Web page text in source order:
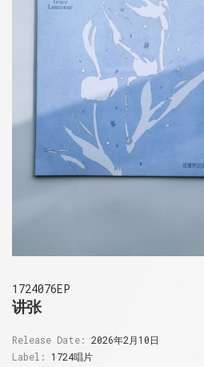
1724076EP
讲张
Release Date: 2026年2月10日
Label:
1724唱片